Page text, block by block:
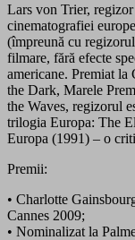
Lars von Trier, regizor
cinematografiei
(împreună cu
filmare, fără efecte
americane. Premiat la
the Dark, Marele
the Waves, regizorul
trilogia Europa: The
Europa (1991) – o
Premii:
• Charlotte
Cannes 2009;
• Nominalizat la